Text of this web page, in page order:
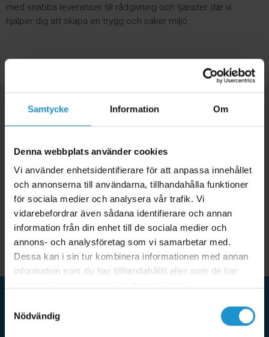
Samtycke Information Om
Denna webbplats använder cookies
Vi använder enhetsidentifierare för att anpassa innehållet
och annonserna till användarna, tillhandahålla funktioner
för sociala medier och analysera vår trafik. Vi
vidarebefordrar även sådana identifierare och annan
information från din enhet till de sociala medier och
annons- och analysföretag som vi samarbetar med.
Dessa kan i sin tur kombinera informationen med annan
information som du har tillhandahållit eller som de har
Nödvändig
med snabba leveranser till rådgivning och tjänster där vi
hjälper dig att skapa en trygg och säker miljö.
HomeSafety